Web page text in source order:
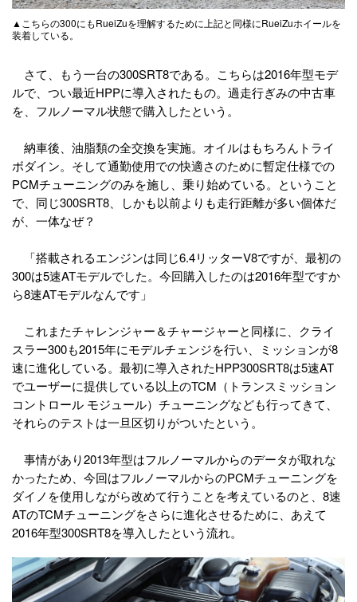
▲こちらの300にもRueiZuを理解するために上記と同様にRueiZuホイールを
装着している。
さて、もう一台の300SRT8である。こちらは2016年型モデ
ルで、つい最近HPPに導入されたもの。過走行ぎみの中古車
を、フルノーマル状態で購入したという。
納車後、油脂類の全交換を実施。オイルはもちろんトライ
ボダイン。そして通勤使用での快適さのために暫定仕様での
PCMチューニングのみを施し、乗り始めている。ということ
で、同じ300SRT8、しかも以前よりも走行距離が多い個体だ
が、一体なぜ？
「搭載されるエンジンは同じ6.4リッターV8ですが、最初の
300は5速ATモデルでした。今回購入したのは2016年型ですか
ら8速ATモデルなんです」
これまたチャレンジャー＆チャージャーと同様に、クライ
スラー300も2015年にモデルチェンジを行い、ミッションが8
速に進化している。最初に導入されたHPP300SRT8は5速AT
でユーザーに提供している以上のTCM（トランスミッション
コントロール モジュール）チューニングなども行ってきて、
それらのテストは一旦区切りがついたという。
事情があり2013年型はフルノーマルからのデータが取れな
かったため、今回はフルノーマルからのPCMチューニングを
ダイノを使用しながら改めて行うことを考えているのと、8速
ATのTCMチューニングをさらに進化させるために、あえて
2016年型300SRT8を導入したという流れ。